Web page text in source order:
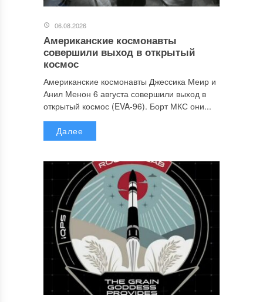
06.08.2026
Американские космонавты
совершили выход в открытый
космос
Американские космонавты Джессика Меир и
Анил Менон 6 августа совершили выход в
открытый космос (EVA-96). Борт МКС они...
Далее